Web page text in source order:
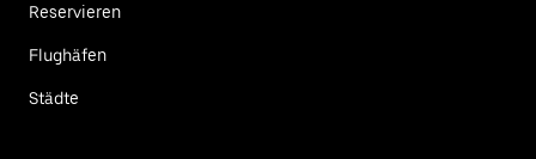
Reservieren
Flughäfen
Städte